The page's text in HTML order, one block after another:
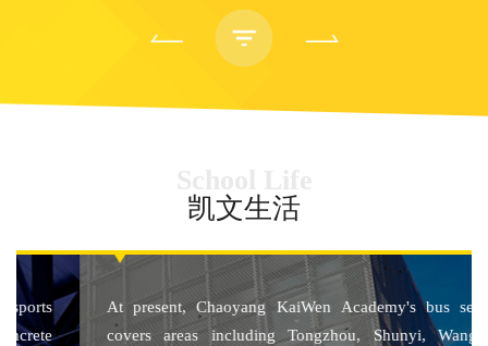
积极深远的影响，从而树立起学校强有力的学术形象。 奖学
金获得者除了将获取不同额度的学费减免、还将获得更多在其
特长领域发展的机会以及额外的领导力塑造机会。 4月22
同维度的新生加入朝阳凯文提供有力支持和荣誉表彰。 期待
优秀的你成为朝阳凯文一员，带着勇气、智慧、爱心与适应
力，成长在逐梦的路上。 学术高中奖学金 新生奖学金 在
校生奖学金 艺术高中奖学金 新生奖学金 在校生奖学金 期待
同学们成为23-24学年的奖学金得主，用自己独特的光芒积极
去影响同窗好友，践行凯文品格，成为优秀的学生榜样。
凯文生活
At present, Chaoyang KaiWen Academy's bus service
covers areas including Tongzhou, Shunyi, Wangjing,